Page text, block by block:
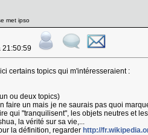
met ipso
21:50:59
certains topics qui m'intéresseraient :
ou deux topics)
faire un mais je ne saurais pas quoi
qui "tranquilisent", les objets neutres et
la vérité sur sa vie,...
la définition, regarder http://